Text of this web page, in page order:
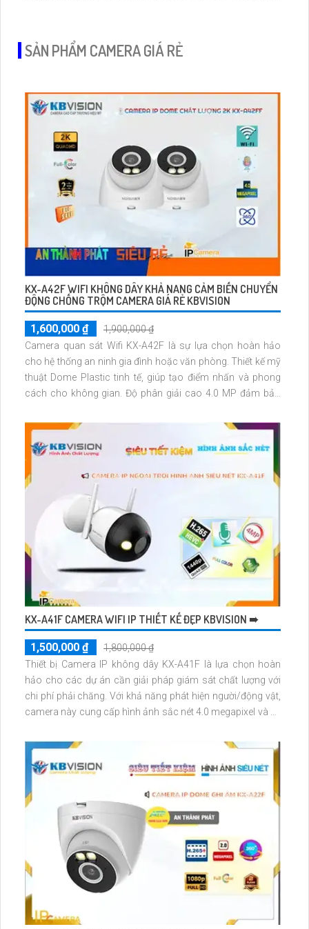
SẢN PHẨM CAMERA GIÁ RẺ
KX-A42F WIFI KHÔNG DÂY KHẢ NANG CẢM BIẾN CHUYỂN
ĐỘNG CHỐNG TRỘM CAMERA GIÁ RẺ KBVISION
1,600,000 ₫
1,900,000 ₫
Camera quan sát Wifi KX-A42F là sự lựa chọn hoàn hảo
cho hệ thống an ninh gia đình hoặc văn phòng. Thiết kế mỹ
thuật Dome Plastic tinh tế, giúp tạo điểm nhấn và phong
cách cho không gian. Độ phân giải cao 4.0 MP đảm bảo
KX-A41F CAMERA WIFI IP THIẾT KẾ ĐẸP KBVISION ➠
1,500,000 ₫
1,800,000 ₫
Thiết bị Camera IP không dây KX-A41F là lựa chọn hoàn
hảo cho các dự án cần giải pháp giám sát chất lượng với
chi phí phải chăng. Với khả năng phát hiện người/động vật,
camera này cung cấp hình ảnh sắc nét 4.0 megapixel và xử
ban đêm giúp quan sát rõ ràng, khe thẻ nhớ cho phép lưu
trữ dữ liệu một cách tiện lợi